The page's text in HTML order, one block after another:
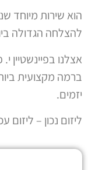
הוא שירות מיוחד
להצלחה הגדולה
אצלנו בפיינשטיין
ברמה מקצועית
יזמים.
ליזום נכון – ליזום